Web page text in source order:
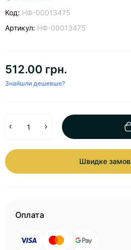
Код: НФ-00013475
Артикул: НФ-00013475
512.00 грн.
Знайшли дешевше?
Швидке
Оплата